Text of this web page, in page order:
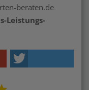
beraten.de
Leistungs-